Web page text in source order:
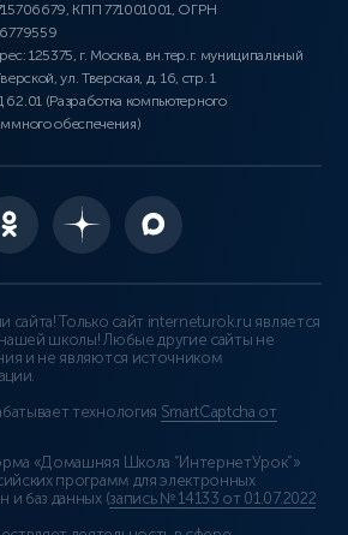
КПП 771001001, ОГРН
125375, г. Москва, вн.тер.г. муниципальный
ул. Тверская, д. 16, стр. 1
(Разработка компьютерного
обеспечения)
сайта! Только сайт interneturok.ru является
школы! Любые другие сайты не
и не являются источником
технология SmartCaptcha от
«Домашняя Школа “ИнтернетУрок”»
программ для электронных
и баз данных (запись № 14133 от 01.07.2022